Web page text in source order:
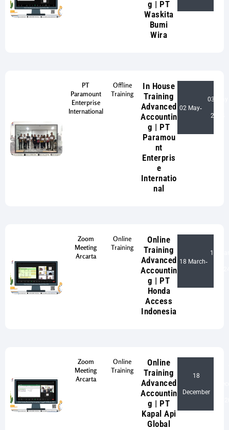
g | PT
Waskita
Bumi
Wira
PT
Paramount
Enterprise
International
Offline
Training
In House
Training
Advanced
Accountin
g | PT
Paramou
nt
Enterpris
e
Internatio
nal
02 May-
03 May
2024
Zoom
Meeting
Arcarta
Online
Training
Online
Training
Advanced
Accountin
g | PT
Honda
Access
Indonesia
18 March-
19
Zoom
Meeting
Arcarta
Online
Training
Online
Training
Advanced
Accountin
g | PT
Kapal Api
Global
18
December